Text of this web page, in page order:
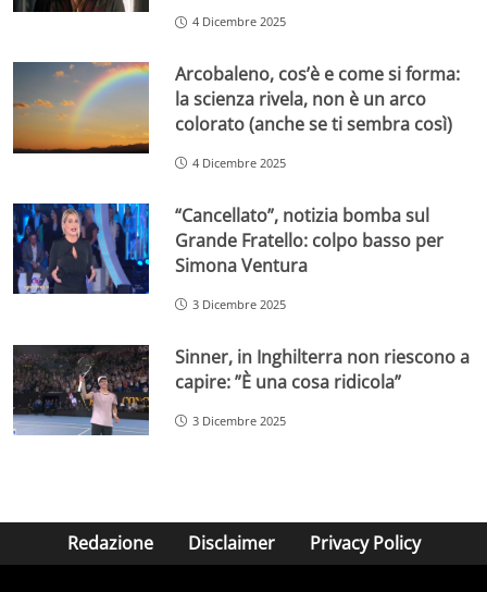
4 Dicembre 2025
Arcobaleno, cos’è e come si forma:
la scienza rivela, non è un arco
colorato (anche se ti sembra così)
4 Dicembre 2025
“Cancellato”, notizia bomba sul
Grande Fratello: colpo basso per
Simona Ventura
3 Dicembre 2025
Sinner, in Inghilterra non riescono a
capire: ”È una cosa ridicola”
3 Dicembre 2025
Redazione Disclaimer Privacy Policy